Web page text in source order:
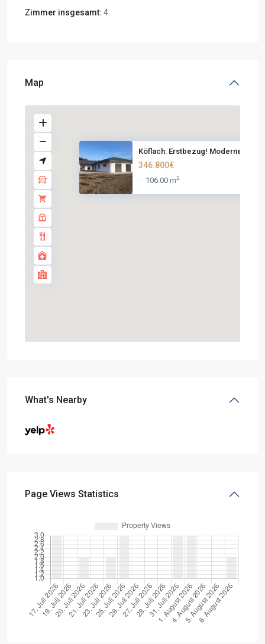
Zimmer insgesamt: 4
Map
Köflach: Erstbezug! Moderner ...
346.800€
· · 106.00 m2
What's Nearby
Page Views Statistics